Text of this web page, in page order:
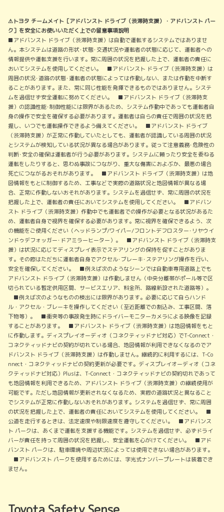
⚠トヨタ チームメイト［アドバンスト ドライブ（渋滞時支援）・アドバンスト パー
ク］を安全にお使いいただく上での留意事項説明
■アドバンスト ドライブ（渋滞時支援）は自動で運転するシステムではありませ
ん。本システムは道路の形状･状態･交通状況や運転者の状態に応じて、運転者への
情報提供や運転支援を行います。常に周囲の状況を把握した上で、運転者の責任に
おいてシステムを使用してください。 ■アドバンスト ドライブ（渋滞時支援）は
周囲の状況･道路の状態･運転者の状態によっては作動しない、または作動を中断す
ることがあります。また、常に同じ性能を発揮できるものではありません。システ
ムを過信せず安全運転に努めてください。 ■アドバンスト ドライブ（渋滞時支
援）の認識性能･制御性能には限界があるため、システム作動中であっても運転者自
身の操作で安全を確保する必要があります。運転者は自らの責任で周囲の状況を把
握し、いつでも運転操作できるよう備えてください。 ■アドバンスト ドライブ
（渋滞時支援）が正常に作動していたとしても、運転者が認識している周囲の状況
とシステムが検知している状況が異なる場合があります。従って注意義務･危険性の
判断･安全の確保は運転者が行う必要があります。システムに頼ったり安全を委ねる
運転をしたりすると、思わぬ事故につながり、重大な傷害におよぶか、最悪の場合
死亡につながるおそれがあります。 ■アドバンスト ドライブ（渋滞時支援）は地
図情報をもとに制御するため、工事などで実際の道路状況と地図情報が異なる場
合、正常に作動しないおそれがあります。システムを過信せず、常に周囲の状況を
把握した上で、運転者の責任においてシステムを使用してください。 ■アドバン
スト ドライブ（渋滞時支援）作動中でも運転者での操作が必要となる状況があるた
め、運転者自身で視界を確保する必要があります。常に視界を確保できるよう、次
の機能をご使用ください（ヘッドランプ/ワイパー/フロントデフロスター･リヤウイ
ンドゥデフォッガー･ドアミラーヒーター）。 ■アドバンスト ドライブ（渋滞時支
援）は状況に応じてディスプレイ表示でステアリングの保持を促すことがありま
す。その際はただちに運転者自身でアクセル･ブレーキ･ステアリング操作を行い、
安全を確保してください。 ■例えば次のようなシーンでは自動車専用道路上でも
アドバンスト ドライブ（渋滞時支援）は作動しません（中央分離帯がポール等で区
切られている暫定供用区間、サービスエリア、料金所、路線新設された道路等）。
■例えば次のようなものの検出には限界があります。必要に応じて自らハンド
ル・アクセル・ブレーキを操作してください（至近距離での割込み、工事区間、落
下物等）。 ■衝突等の事故発生時にドライバーモニターカメラによる映像を記録
することがあります。 ■アドバンスト ドライブ（渋滞時支援）は地図情報をもと
に作動します。ディスプレイオーディオ（コネクティッドナビ対応）でT-Connect・
コネクティッドナビの契約が切れている場合、地図情報が利用できなくなるのでア
ドバンスト ドライブ（渋滞時支援）は作動しません。継続的に利用するには、T-Co
nnect・コネクティッドナビの契約更新が必要です。ディスプレイオーディオ（コネ
クティッドナビ対応）Plusは、T-Connect・コネクティッドナビの契約切れであって
も地図情報を利用できるため、アドバンスト ドライブ（渋滞時支援）の継続使用が
可能です。ただし地図情報が更新されなくなるため、実際の道路状況と異なること
でシステムが正常に作動しないおそれがあります。システムを過信せず、常に周囲
の状況を把握した上で、運転者の責任においてシステムを使用してください。 ■
公道を走行するときは、法定速度や制限速度を遵守してください。 ■アドバンス
ト パークは、あくまで運転を支援する機能です。システムを過信せず、必ずドライ
バーが責任を持って周囲の状況を把握し、安全運転を心がけてください。 ■アド
バンスト パークは、駐車環境や周辺状況によっては使用できない場合があります。
■アドバンスト パークを使用するためには、字光式ナンバープレートは装着でき
ません。